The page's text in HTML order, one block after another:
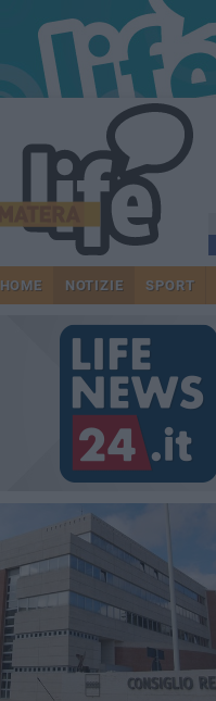
HOME NOTIZIE SPORT